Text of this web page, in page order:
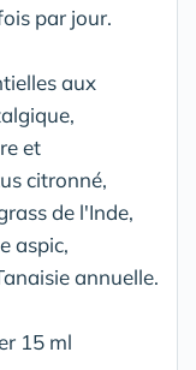
par jour.
aux
et
citronné,
de l'Inde,
aspic,
annuelle.
15 ml